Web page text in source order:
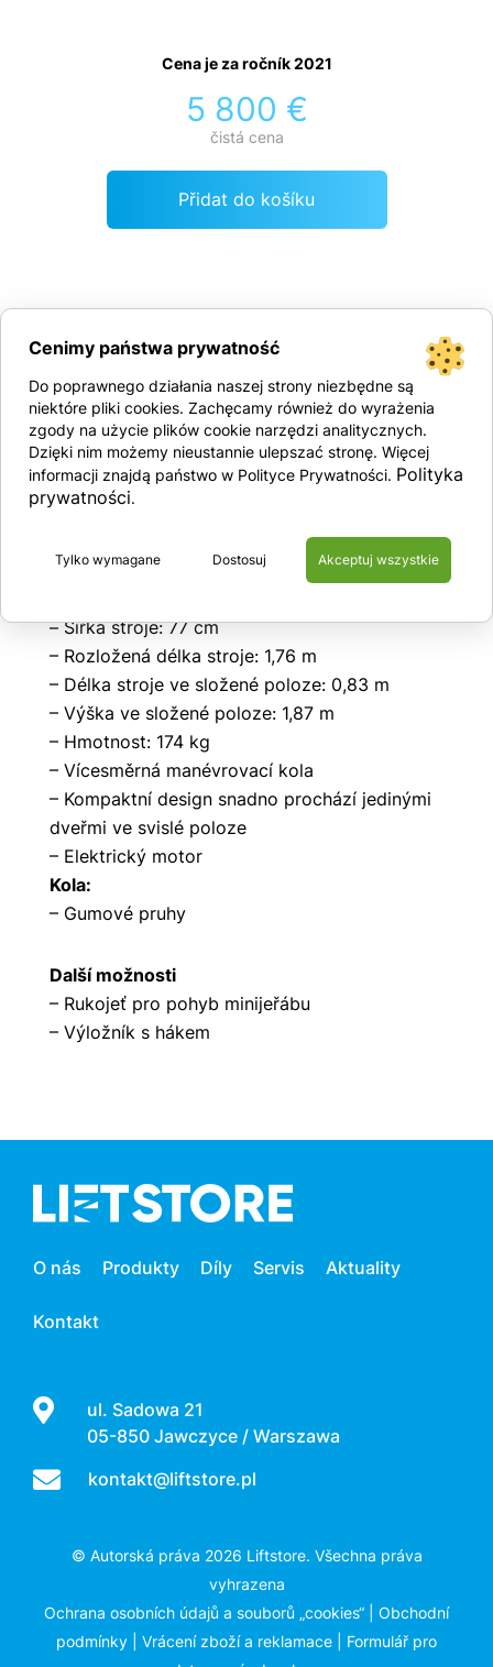
Cena je za ročník 2021
5 800 €
čistá cena
Přidat do košíku
Technické specifikace:
LE 620
– 6,2 m – Pracovní výška max.
– 350 kg – Kapacita minijeřábu
Vybavení:
– Šířka vidlice 55 cm
– Šířka stroje: 77 cm
– Rozložená délka stroje: 1,76 m
– Délka stroje ve složené poloze: 0,83 m
– Výška ve složené poloze: 1,87 m
– Hmotnost: 174 kg
– Vícesměrná manévrovací kola
– Kompaktní design snadno prochází jedinými
dveřmi ve svislé poloze
– Elektrický motor
Kola:
– Gumové pruhy
Další možnosti
– Rukojeť pro pohyb minijeřábu
– Výložník s hákem
O nás Produkty Díly Servis Aktuality
Kontakt
ul. Sadowa 21
05-850 Jawczyce / Warszawa
kontakt@liftstore.pl
© Autorská práva 2026 Liftstore. Všechna práva
vyhrazena
Ochrana osobních údajů a souborů „cookies“
Obchodní
podmínky
Vrácení zboží a reklamace
Formulář pro
Cenimy państwa prywatność
Do poprawnego działania naszej strony niezbędne są
niektóre pliki cookies. Zachęcamy również do wyrażenia
zgody na użycie plików cookie narzędzi analitycznych.
Dzięki nim możemy nieustannie ulepszać stronę. Więcej
informacji znajdą państwo w Polityce Prywatności. Polityka
prywatności.
Dostosuj
Tylko wymagane Akceptuj wszystkie